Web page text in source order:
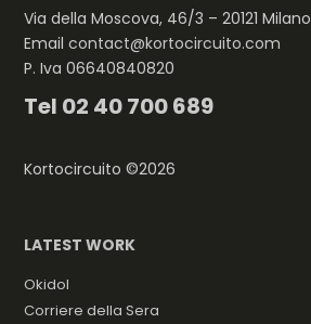
Via della Moscova, 46/3 – 20121 Milano
Emailcontact@kortocircuito.com
P. Iva 06640840820
Tel 02 40 700 689
Kortocircuito ©2026
LATEST WORK
Okidol
Corriere della Sera